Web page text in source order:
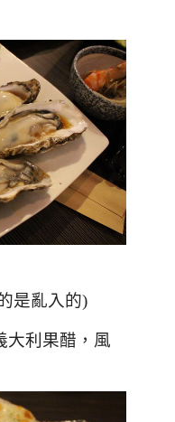
是亂入的)
大利果醋，風